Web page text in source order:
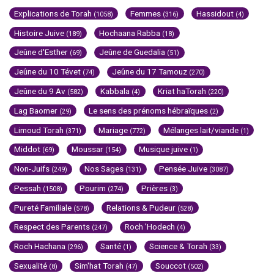
Explications de Torah (1058) Femmes (316) Hassidout (4)
Histoire Juive (189) Hochaana Rabba (18)
Jeûne d'Esther (69) Jeûne de Guedalia (51)
Jeûne du 10 Tévet (74) Jeûne du 17 Tamouz (270)
Jeûne du 9 Av (582) Kabbala (4) Kriat haTorah (220)
Lag Baomer (29) Le sens des prénoms hébraïques (2)
Limoud Torah (371) Mariage (772) Mélanges lait/viande (1)
Middot (69) Moussar (154) Musique juive (1)
Non-Juifs (249) Nos Sages (131) Pensée Juive (3087)
Pessah (1508) Pourim (274) Prières (3)
Pureté Familiale (578) Relations & Pudeur (528)
Respect des Parents (247) Roch 'Hodech (4)
Roch Hachana (296) Santé (1) Science & Torah (33)
Sexualité (8) Sim'hat Torah (47) Souccot (502)